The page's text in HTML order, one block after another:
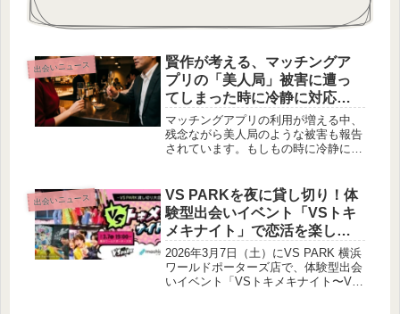
出会いニュース
賢作が考える、マッチングア
プリの「美人局」被害に遭っ
てしまった時に冷静に対応す
るための5つのこと
マッチングアプリの利用が増える中、
残念ながら美人局のような被害も報告
されています。もしもの時に冷静に対
穏便な解決のためのポイントをご紹介
します。
出会いニュース
VS PARKを夜に貸し切り！体
験型出会いイベント「VSトキ
メキナイト」で恋活を楽しも
う！
2026年3月7日（土）にVS PARK 横浜
ワールドポーターズ店で、体験型出会
いイベント「VSトキメキナイト〜VS